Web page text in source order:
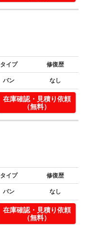
タイプ 修復歴
バン なし
在庫確認・見積り依頼
（無料）
タイプ 修復歴
バン なし
在庫確認・見積り依頼
（無料）